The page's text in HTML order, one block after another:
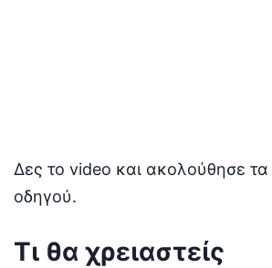
Δες το video και ακολούθησε
οδηγού.
Τι θα χρειαστείς